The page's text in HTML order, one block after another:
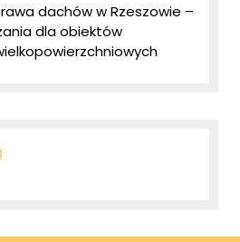
dachów w Rzeszowie –
dla obiektów